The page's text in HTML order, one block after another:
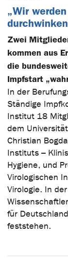
„Wir
Zwei
kommen aus
die
Impfstart
In der
Ständige
Institut 18
dem
Christian
Instituts –
Hygiene, und
Virologischen
Virologie. In
für
feststehen.